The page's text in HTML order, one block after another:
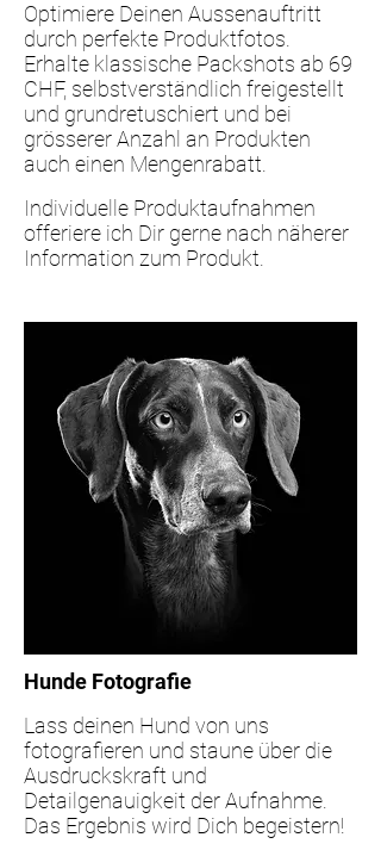
Optimiere Deinen Aussenauftritt
durch perfekte Produktfotos.
Erhalte klassische Packshots ab 69
CHF, selbstverständlich freigestellt
und grundretuschiert und bei
grössererAnzahl an Produkten
auch einen Mengenrabatt.
Individuelle Produktaufnahmen
offeriere ich Dir gerne nach näherer
Information zum Produkt.
Hunde Fotografie
Lass deinen Hund von uns
fotografieren und staune über die
Ausdruckskraft und
Detailgenauigkeit der Aufnahme.
Das Ergebnis wird Dich begeistern!